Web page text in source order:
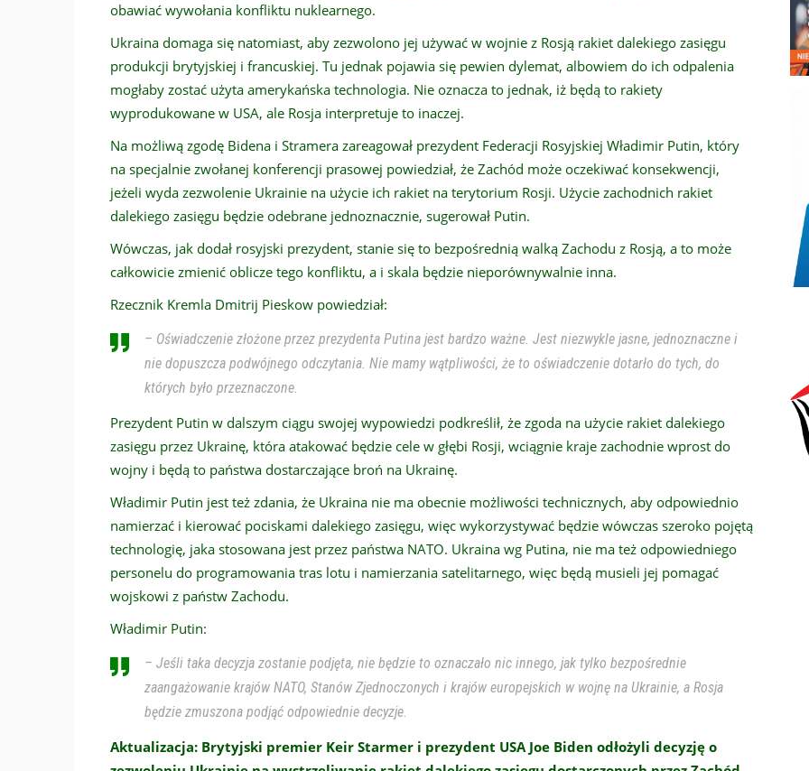
obawiać wywołania konfliktu nuklearnego.
Ukraina domaga się natomiast, aby zezwolono jej używać w wojnie z Rosją rakiet dalekiego zasięgu
produkcji brytyjskiej i francuskiej. Tu jednak pojawia się pewien dylemat, albowiem do ich odpalenia
mogłaby zostać użyta amerykańska technologia. Nie oznacza to jednak, iż będą to rakiety
wyprodukowane w USA, ale Rosja interpretuje to inaczej.
Na możliwą zgodę Bidena i Stramera zareagował prezydent Federacji Rosyjskiej Władimir Putin, który
na specjalnie zwołanej konferencji prasowej powiedział, że Zachód może oczekiwać konsekwencji,
jeżeli wyda zezwolenie Ukrainie na użycie ich rakiet na terytorium Rosji. Użycie zachodnich rakiet
dalekiego zasięgu będzie odebrane jednoznacznie, sugerował Putin.
Wówczas, jak dodał rosyjski prezydent, stanie się to bezpośrednią walką Zachodu z Rosją, a to może
całkowicie zmienić oblicze tego konfliktu, a i skala będzie nieporównywalnie inna.
Rzecznik Kremla Dmitrij Pieskow powiedział:
– Oświadczenie złożone przez prezydenta Putina jest bardzo ważne. Jest niezwykle jasne, jednoznaczne i
nie dopuszcza podwójnego odczytania. Nie mamy wątpliwości, że to oświadczenie dotarło do tych, do
których było przeznaczone.
Prezydent Putin w dalszym ciągu swojej wypowiedzi podkreślił, że zgoda na użycie rakiet dalekiego
zasięgu przez Ukrainę, która atakować będzie cele w głębi Rosji, wciągnie kraje zachodnie wprost do
wojny i będą to państwa dostarczające broń na Ukrainę.
Władimir Putin jest też zdania, że Ukraina nie ma obecnie możliwości technicznych, aby odpowiednio
namierzać i kierować pociskami dalekiego zasięgu, więc wykorzystywać będzie wówczas szeroko pojętą
technologię, jaka stosowana jest przez państwa NATO. Ukraina wg Putina, nie ma też odpowiedniego
personelu do programowania tras lotu i namierzania satelitarnego, więc będą musieli jej pomagać
wojskowi z państw Zachodu.
Władimir Putin:
– Jeśli taka decyzja zostanie podjęta, nie będzie to oznaczało nic innego, jak tylko bezpośrednie
zaangażowanie krajów NATO, Stanów Zjednoczonych i krajów europejskich w wojnę na Ukrainie, a Rosja
będzie zmuszona podjąć odpowiednie decyzje.
Aktualizacja: Brytyjski premier Keir Starmer i prezydent USA Joe Biden odłożyli decyzję o